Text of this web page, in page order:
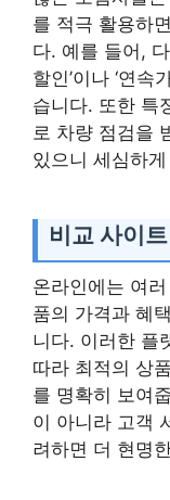
를 적극 활용하
다. 예를 들어,
할인’이나 ‘연속
습니다. 또한 특
로 차량 점검을
있으니 세심하
비교 사이트
온라인에는 여
품의 가격과 혜
니다. 이러한 플
따라 최적의 상
를 명확히 보여
이 아니라 고객
려하면 더 현명